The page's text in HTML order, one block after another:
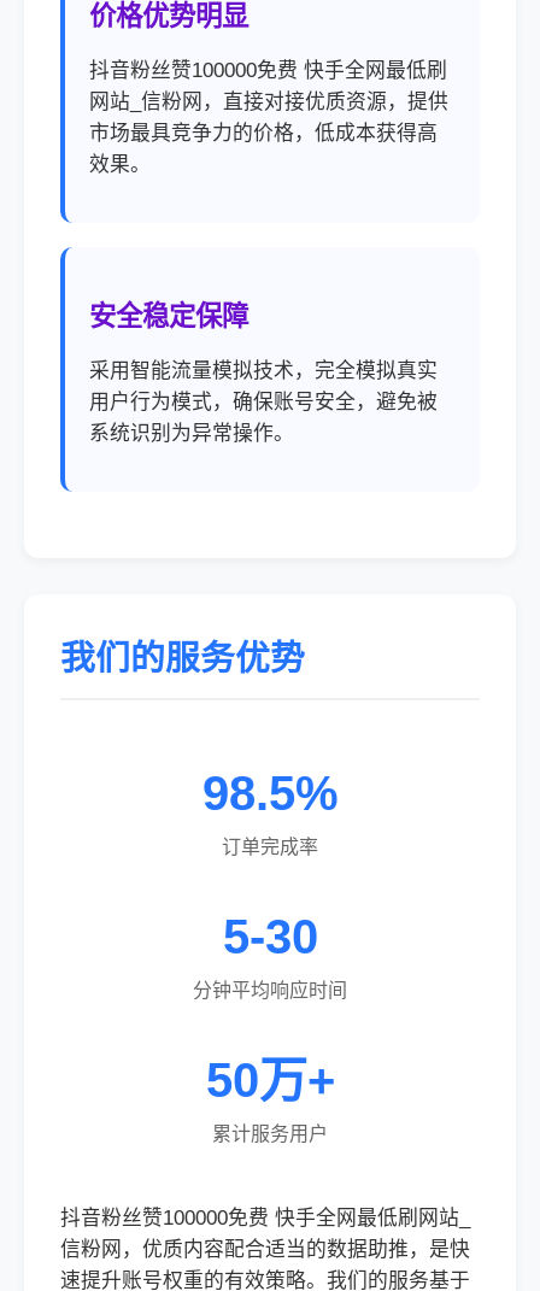
价格优势明显
抖音粉丝赞100000免费 快手全网最低刷
网站_信粉网，直接对接优质资源，提供
市场最具竞争力的价格，低成本获得高
效果。
安全稳定保障
采用智能流量模拟技术，完全模拟真实
用户行为模式，确保账号安全，避免被
系统识别为异常操作。
我们的服务优势
98.5%
订单完成率
5-30
分钟平均响应时间
50万+
累计服务用户
抖音粉丝赞100000免费 快手全网最低刷网站_
信粉网，优质内容配合适当的数据助推，是快
速提升账号权重的有效策略。我们的服务基于